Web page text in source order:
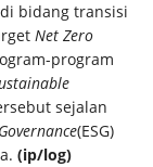
bidang transisi
Net Zero
program
sejalan
(ESG)
(ip/log)